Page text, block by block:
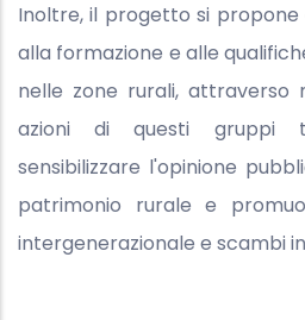
Inoltre, il progetto si propone
alla formazione e alle
nelle zone rurali, attraverso
azioni di questi gruppi
sensibilizzare l'opinione
patrimonio rurale e
intergenerazionale e scambi